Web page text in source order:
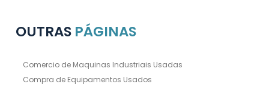
OUTRAS PÁGINAS
Comercio de Maquinas Industriais Usadas
Compra de Equipamentos Usados